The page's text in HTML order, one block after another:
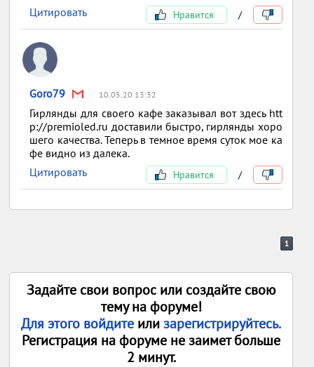
Цитировать Нравится /
Goro79 10.05.20 13:32
Гирлянды для своего кафе заказывал вот здесь htt
p://premioled.ru доставили быстро, гирлянды хоро
шего качества. Теперь в темное время суток мое ка
фе видно из далека.
Цитировать
Нравится /
1
Задайте свои вопрос или создайте свою
тему на форуме!
Для этого войдите илизарегистрируйтесь.
Регистрация на форуме не заимет больше
2 минут.